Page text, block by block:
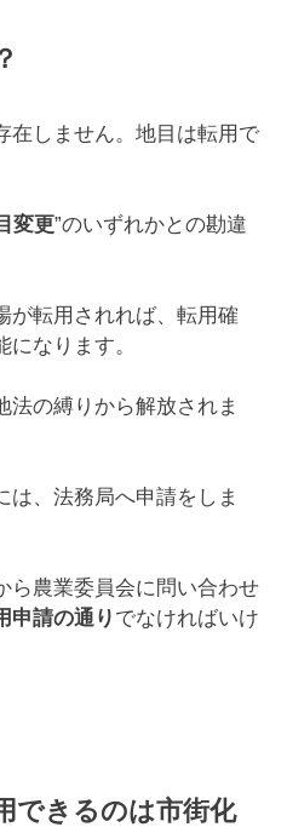
在しません。地目は転用で
変更”のいずれかとの勘違
が転用されれば、転用確
になります。
法の縛りから解放されま
は、法務局へ申請をしま
ら農業委員会に問い合わせ
申請の通り でなければいけ
できるのは市街化